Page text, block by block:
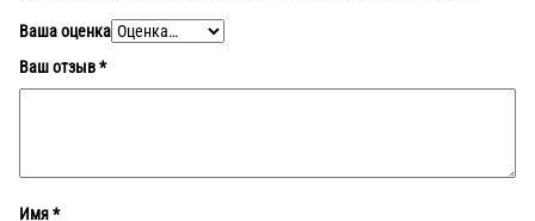
Ваша оценка
Ваш отзыв*
Имя*